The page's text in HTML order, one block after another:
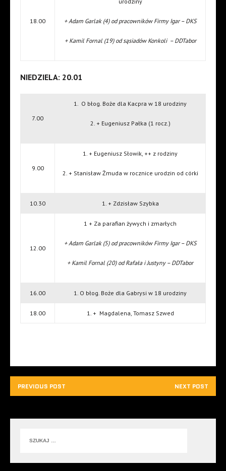
18.00 + Adam Garlak (4) od pracowników Firmy Igar – DKS
+ Kamil Fornal (19) od sąsiadów Konkoli – DDTabor
NIEDZIELA: 20.01
7.00
1. O błog. Boże dla Kacpra w 18 urodziny
2. + Eugeniusz Pałka (1 rocz.)
9.00
1. + Eugeniusz Słowik, ++ z rodziny
2. + Stanisław Żmuda w rocznice urodzin od córki
10.30 1. + Zdzisław Szybka
12.00
1 + Za parafian żywych i zmarłych
+ Adam Garlak (5) od pracowników Firmy Igar – DKS
+ Kamil Fornal (20) od Rafała i Justyny – DDTabor
16.00 1. O błog. Boże dla Gabrysi w 18 urodziny
18.00 1. + Magdalena, Tomasz Szwed
PREVIOUS POST NEXT POST